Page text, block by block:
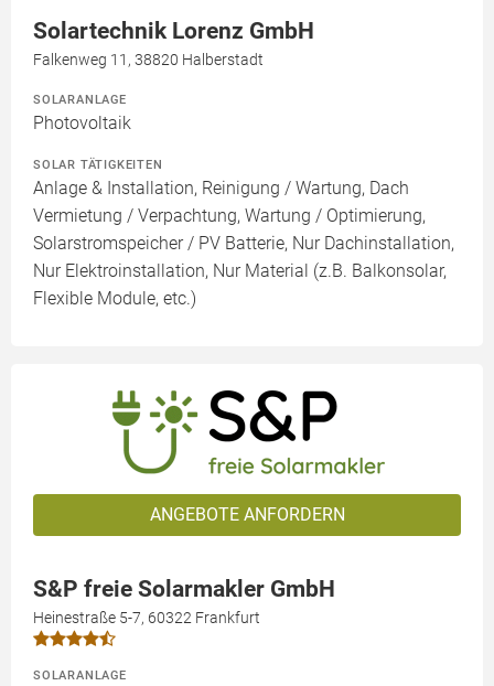
Solartechnik Lorenz GmbH
Falkenweg 11, 38820 Halberstadt
SOLARANLAGE
Photovoltaik
SOLAR TÄTIGKEITEN
Anlage & Installation, Reinigung / Wartung, Dach
Vermietung / Verpachtung, Wartung / Optimierung,
Solarstromspeicher / PV Batterie, Nur Dachinstallation,
Nur Elektroinstallation, Nur Material (z.B. Balkonsolar,
Flexible Module, etc.)
ANGEBOTE ANFORDERN
S&P freie Solarmakler GmbH
Heinestraße 5-7, 60322 Frankfurt
SOLARANLAGE